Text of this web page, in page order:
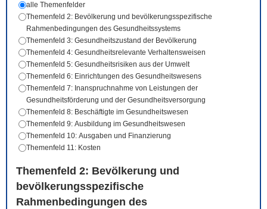
alle Themenfelder
Themenfeld 2: Bevölkerung und bevölkerungsspezifische
Rahmenbedingungen des Gesundheitssystems
Themenfeld 3: Gesundheitszustand der Bevölkerung
Themenfeld 4: Gesundheitsrelevante Verhaltensweisen
Themenfeld 5: Gesundheitsrisiken aus der Umwelt
Themenfeld 6: Einrichtungen des Gesundheitswesens
Themenfeld 7: Inanspruchnahme von Leistungen der
Gesundheitsförderung und der Gesundheitsversorgung
Themenfeld 8: Beschäftigte im Gesundheitswesen
Themenfeld 9: Ausbildung im Gesundheitswesen
Themenfeld 10: Ausgaben und Finanzierung
Themenfeld 11: Kosten
Themenfeld 2: Bevölkerung und
bevölkerungsspezifische
Rahmenbedingungen des